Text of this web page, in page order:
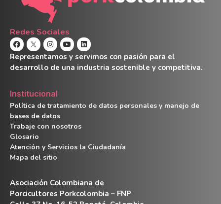
Redes Sociales
Representamos y servimos con pasión para el
desarrollo de una industria sostenible y competitiva.
Institucional
Política de tratamiento de datos personales y manejo de
bases de datos
Trabaje con nosotros
Glosario
Atención y Servicios la Ciudadanía
Mapa del sitio
Asociación Colombiana de
Porcicultores Porkcolombia – FNP